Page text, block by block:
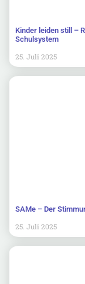
Kinder leiden still –
Schulsystem
25. Juli 2025
SAMe – Der
25. Juli 2025